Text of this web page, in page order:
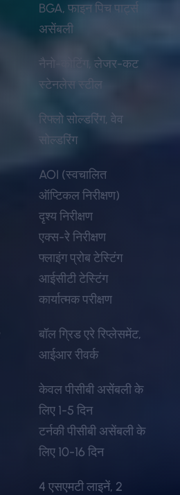
BGA, फाइन पिच पार्ट्स
असेंबली
नैनो-कोटिंग, लेजर-कट
स्टेनलेस स्टील
रिफ्लो सोल्डरिंग, वेव
सोल्डरिंग
AOI (स्वचालित
ऑप्टिकल निरीक्षण)
दृश्य निरीक्षण
एक्स-रे निरीक्षण
फ्लाइंग प्रोब टेस्टिंग
आईसीटी टेस्टिंग
कार्यात्मक परीक्षण
बॉल ग्रिड एरे रिप्लेसमेंट,
आईआर रीवर्क
केवल पीसीबी असेंबली के
लिए 1-5 दिन
टर्नकी पीसीबी असेंबली के
लिए 10-16 दिन
4 एसएमटी लाइनें, 2